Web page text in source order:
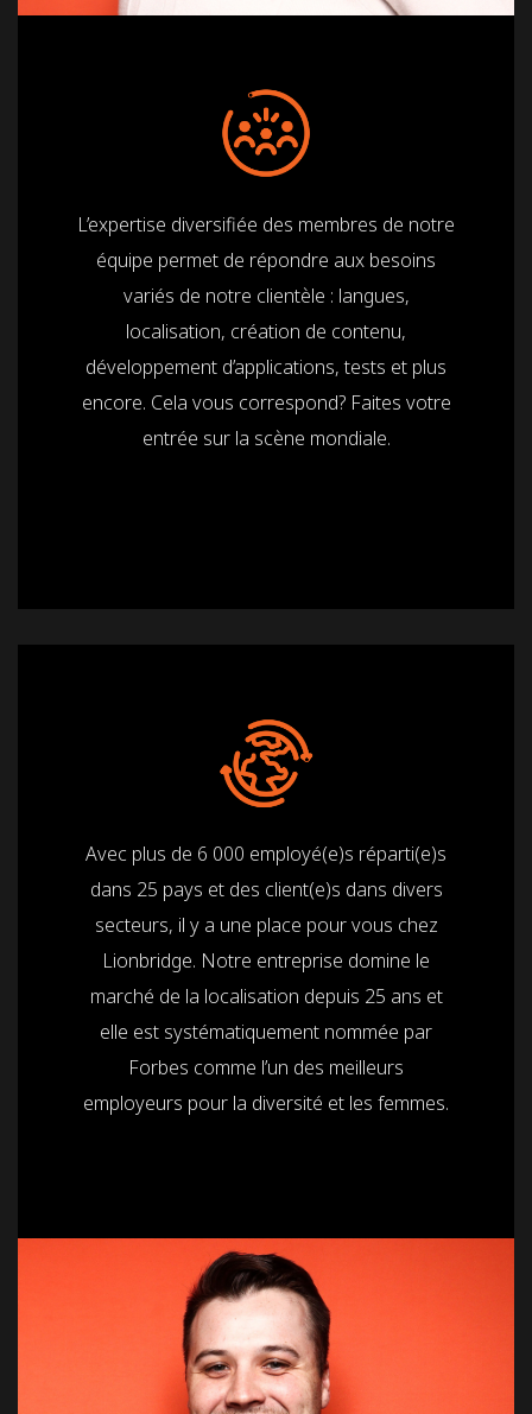
L’expertise diversifiée des membres de notre
équipe permet de répondre aux besoins
variés de notre clientèle : langues,
localisation, création de contenu,
développement d’applications, tests et plus
encore. Cela vous correspond? Faites votre
entrée sur la scène mondiale.
Avec plus de 6 000 employé(e)s réparti(e)s
dans 25 pays et des client(e)s dans divers
secteurs, il y a une place pour vous chez
Lionbridge. Notre entreprise domine le
marché de la localisation depuis 25 ans et
elle est systématiquement nommée par
Forbes comme l’un des meilleurs
employeurs pour la diversité et les femmes.